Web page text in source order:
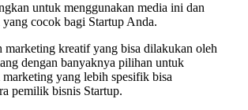
untuk menggunakan media ini dan
cocok bagi Startup Anda.
kreatif yang bisa dilakukan oleh
dengan banyaknya pilihan untuk
marketing yang lebih spesifik bisa
pemilik bisnis Startup.